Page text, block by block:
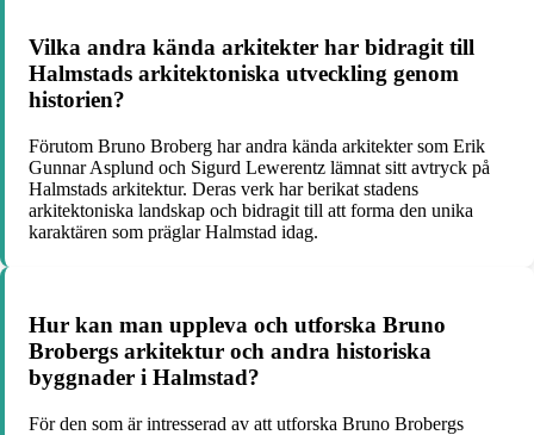
Vilka andra kända arkitekter har bidragit till
Halmstads arkitektoniska utveckling genom
historien?
Förutom Bruno Broberg har andra kända arkitekter som Erik
Gunnar Asplund och Sigurd Lewerentz lämnat sitt avtryck på
Halmstads arkitektur. Deras verk har berikat stadens
arkitektoniska landskap och bidragit till att forma den unika
karaktären som präglar Halmstad idag.
Hur kan man uppleva och utforska Bruno
Brobergs arkitektur och andra historiska
byggnader i Halmstad?
För den som är intresserad av att utforska Bruno Brobergs